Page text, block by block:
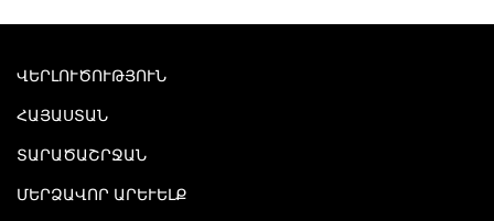
ՎԵՐԼՈՒԾՈՒԹՅՈՒՆ
ՀԱՅԱՍՏԱՆ
ՏԱՐԱԾԱՇՐՋԱՆ
ՄԵՐՁԱՎՈՐ ԱՐԵՒԵԼՔ